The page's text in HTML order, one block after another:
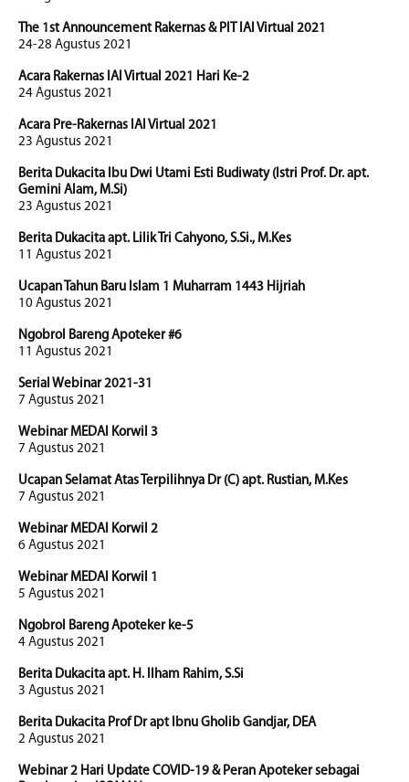
The 1st Announcement Rakernas & PIT IAI Virtual 2021
24-28 Agustus 2021
Acara Rakernas IAI Virtual 2021 Hari Ke-2
24 Agustus 2021
Acara Pre-Rakernas IAI Virtual 2021
23 Agustus 2021
Berita Dukacita Ibu Dwi Utami Esti Budiwaty (Istri Prof. Dr. apt.
Gemini Alam, M.Si)
23 Agustus 2021
Berita Dukacita apt. Lilik Tri Cahyono, S.Si., M.Kes
11 Agustus 2021
Ucapan Tahun Baru Islam 1 Muharram 1443 Hijriah
10 Agustus 2021
Ngobrol Bareng Apoteker #6
11 Agustus 2021
Serial Webinar 2021-31
7 Agustus 2021
Webinar MEDAI Korwil 3
7 Agustus 2021
Ucapan Selamat Atas Terpilihnya Dr (C) apt. Rustian, M.Kes
7 Agustus 2021
Webinar MEDAI Korwil 2
6 Agustus 2021
Webinar MEDAI Korwil 1
5 Agustus 2021
Ngobrol Bareng Apoteker ke-5
4 Agustus 2021
Berita Dukacita apt. H. Ilham Rahim, S.Si
3 Agustus 2021
Berita Dukacita Prof Dr apt Ibnu Gholib Gandjar, DEA
2 Agustus 2021
Webinar 2 Hari Update COVID-19 & Peran Apoteker sebagai